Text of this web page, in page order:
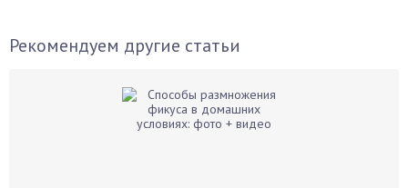
Рекомендуем другие статьи